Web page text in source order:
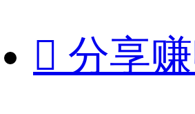
 分享